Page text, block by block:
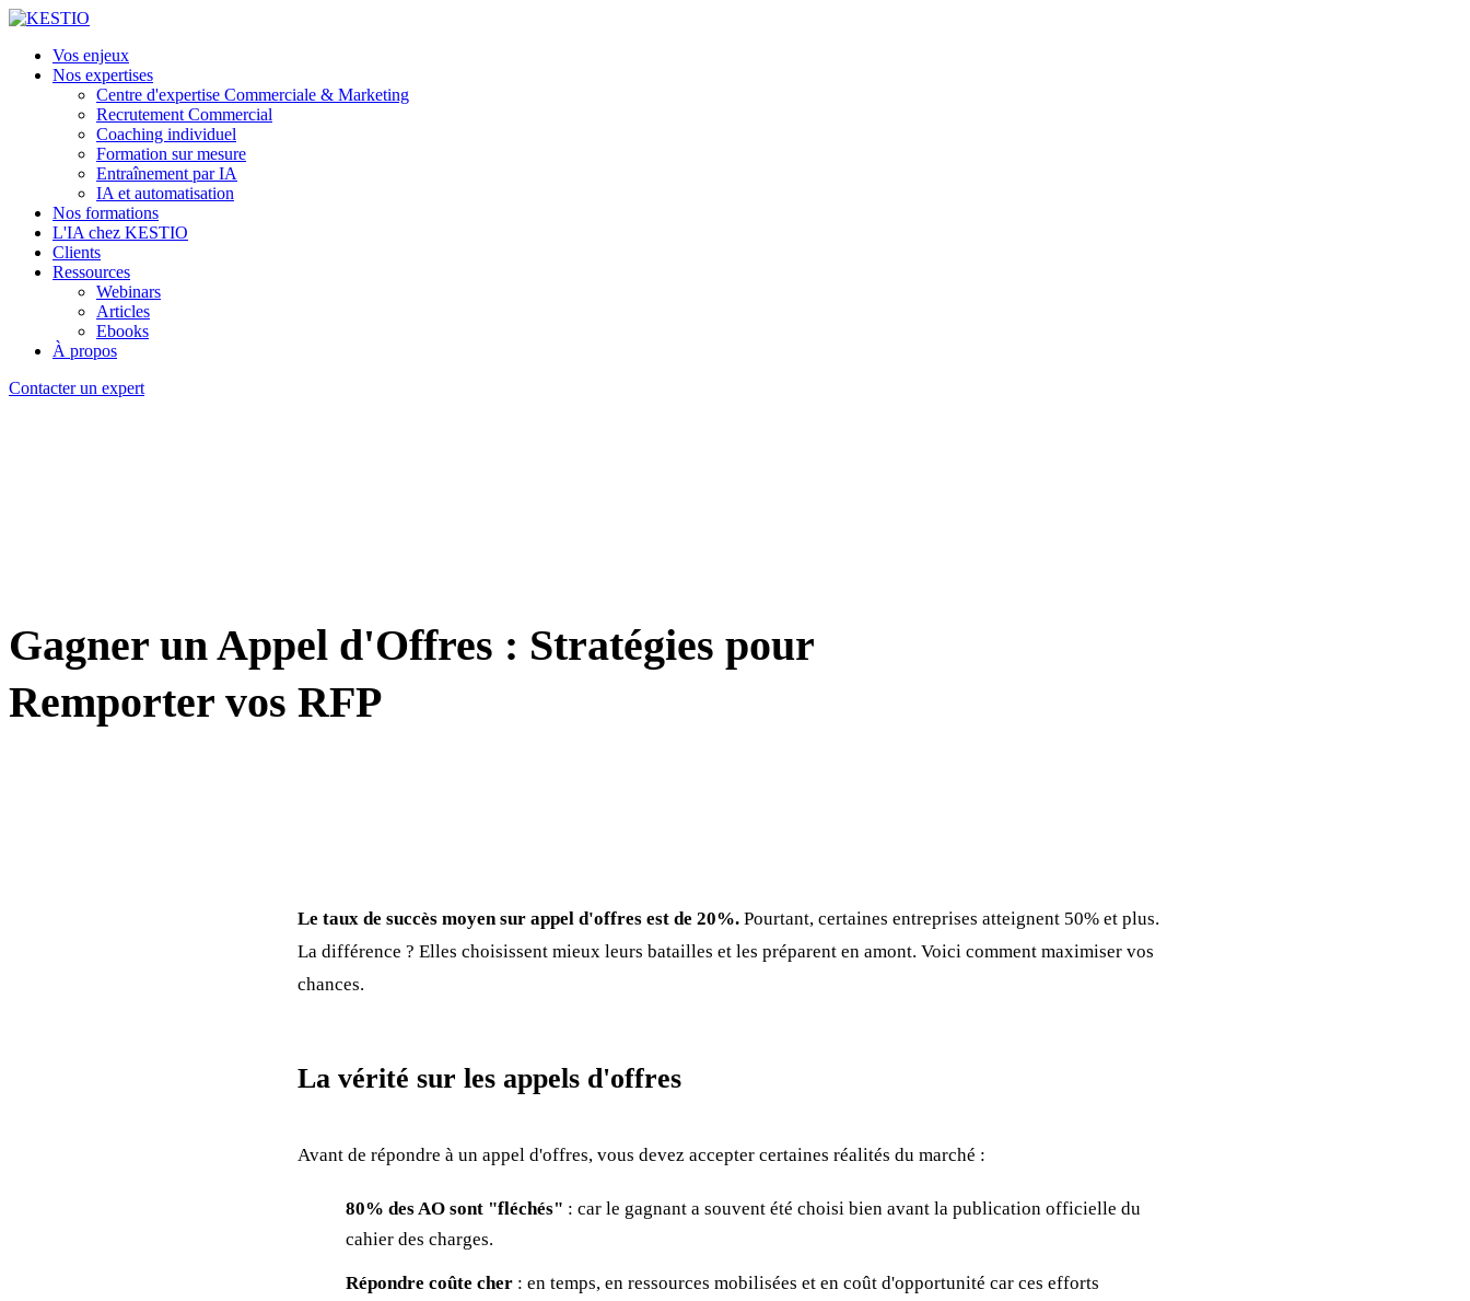
Vos enjeux
Nos expertises
Centre d'expertise Commerciale & Marketing
Recrutement Commercial
Coaching individuel
Formation sur mesure
Entraînement par IA
IA et automatisation
Nos formations
L'IA chez KESTIO
Clients
Ressources
Webinars
Articles
Ebooks
À propos
Contacter un expert
Gagner un Appel d'Offres : Stratégies pour
Remporter vos RFP
Le taux de succès moyen sur appel d'offres est de 20%. Pourtant, certaines entreprises atteignent 50% et plus.
La différence ? Elles choisissent mieux leurs batailles et les préparent en amont. Voici comment maximiser vos
chances.
La vérité sur les appels d'offres
Avant de répondre à un appel d'offres, vous devez accepter certaines réalités du marché :
80% des AO sont "fléchés" : car le gagnant a souvent été choisi bien avant la publication officielle du
cahier des charges.
Répondre coûte cher : en temps, en ressources mobilisées et en coût d'opportunité car ces efforts